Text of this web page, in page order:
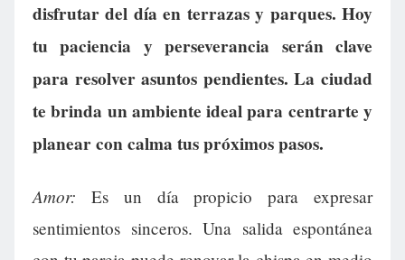
disfrutar del día en terrazas y parques. Hoy
tu paciencia y perseverancia serán clave
para resolver asuntos pendientes. La ciudad
te brinda un ambiente ideal para centrarte y
planear con calma tus próximos pasos.
Amor: Es un día propicio para expresar
sentimientos sinceros. Una salida espontánea